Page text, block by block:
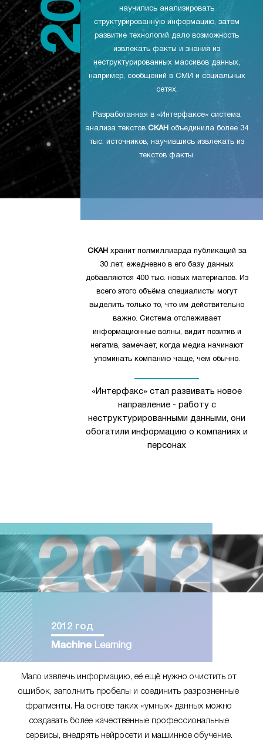
научились анализировать
структурированную информацию, затем
развитие технологий дало возможность
извлекать факты и знания из
неструктурированных массивов данных,
например, сообщений в СМИ и социальных
сетях.
Разработанная в «Интерфаксе» система
анализа текстов СКАН объединила более 34
тыс. источников, научившись извлекать из
текстов факты.
СКАН хранит полмиллиарда публикаций за
30 лет, ежедневно в его базу данных
добавляются 400 тыс. новых материалов. Из
всего этого объёма специалисты могут
выделить только то, что им действительно
важно. Система отслеживает
информационные волны, видит позитив и
негатив, замечает, когда медиа начинают
упоминать компанию чаще, чем обычно.
«Интерфакс» стал развивать новое
направление - работу с
неструктурированными данными, они
обогатили информацию о компаниях и
персонах
2012 год
Machine Learning
Мало извлечь информацию, её ещё нужно очистить от
ошибок, заполнить пробелы и соединить разрозненные
фрагменты. На основе таких «умных» данных можно
создавать более качественные профессиональные
сервисы, внедрять нейросети и машинное обучение.